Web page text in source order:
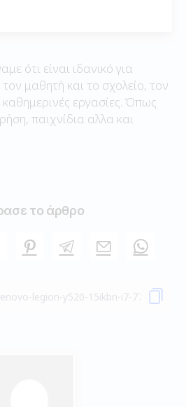
ότι είναι ιδανικό για
μαθητή και το σχολείο, τον
καθημερινές εργασίες. Όπως
παιχνίδια αλλα και
το άρθρο